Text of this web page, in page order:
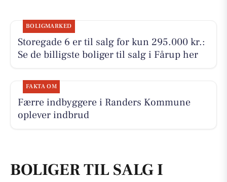
BOLIGMARKED
Storegade 6 er til salg for kun 295.000 kr.:
Se de billigste boliger til salg i Fårup her
FAKTA OM
Færre indbyggere i Randers Kommune
oplever indbrud
BOLIGER TIL SALG I